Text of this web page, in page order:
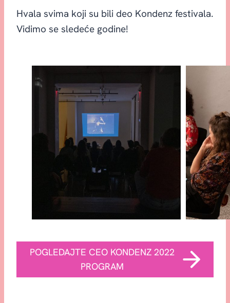
Hvala svima koji su bili deo Kondenz festivala.
Vidimo se sledeće godine!
POGLEDAJTE CEO KONDENZ 2022
PROGRAM